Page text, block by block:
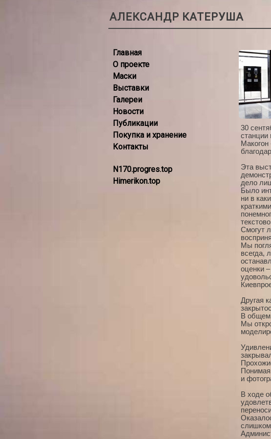
АЛЕКСАНДР КАТЕРУША
Главная
О проекте
Маски
Выставки
Галереи
Новости
Публикации
Покупка и хранение
Контакты
N170.progres.top
Himerikon.top
30
станции
Эта
дело
Было
ни в
Смогут
Мы
всегда,
оценки
Другая
В
Мы
и
В ходе
слишком